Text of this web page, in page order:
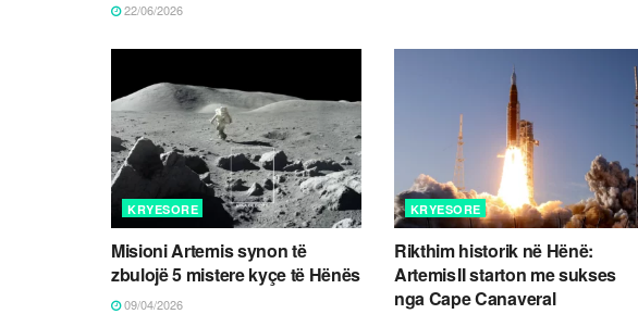
22/06/2026
KRYESORE
Misioni Artemis synon të
zbulojë 5 mistere kyçe të Hënës
09/04/2026
KRYESORE
Rikthim historik në Hënë:
Artemis II starton me sukses
nga Cape Canaveral